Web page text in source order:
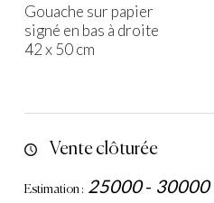
Gouache sur papier
signé en bas à droite
42 x 50 cm
Vente clôturée
Estimation : 25000- 30000